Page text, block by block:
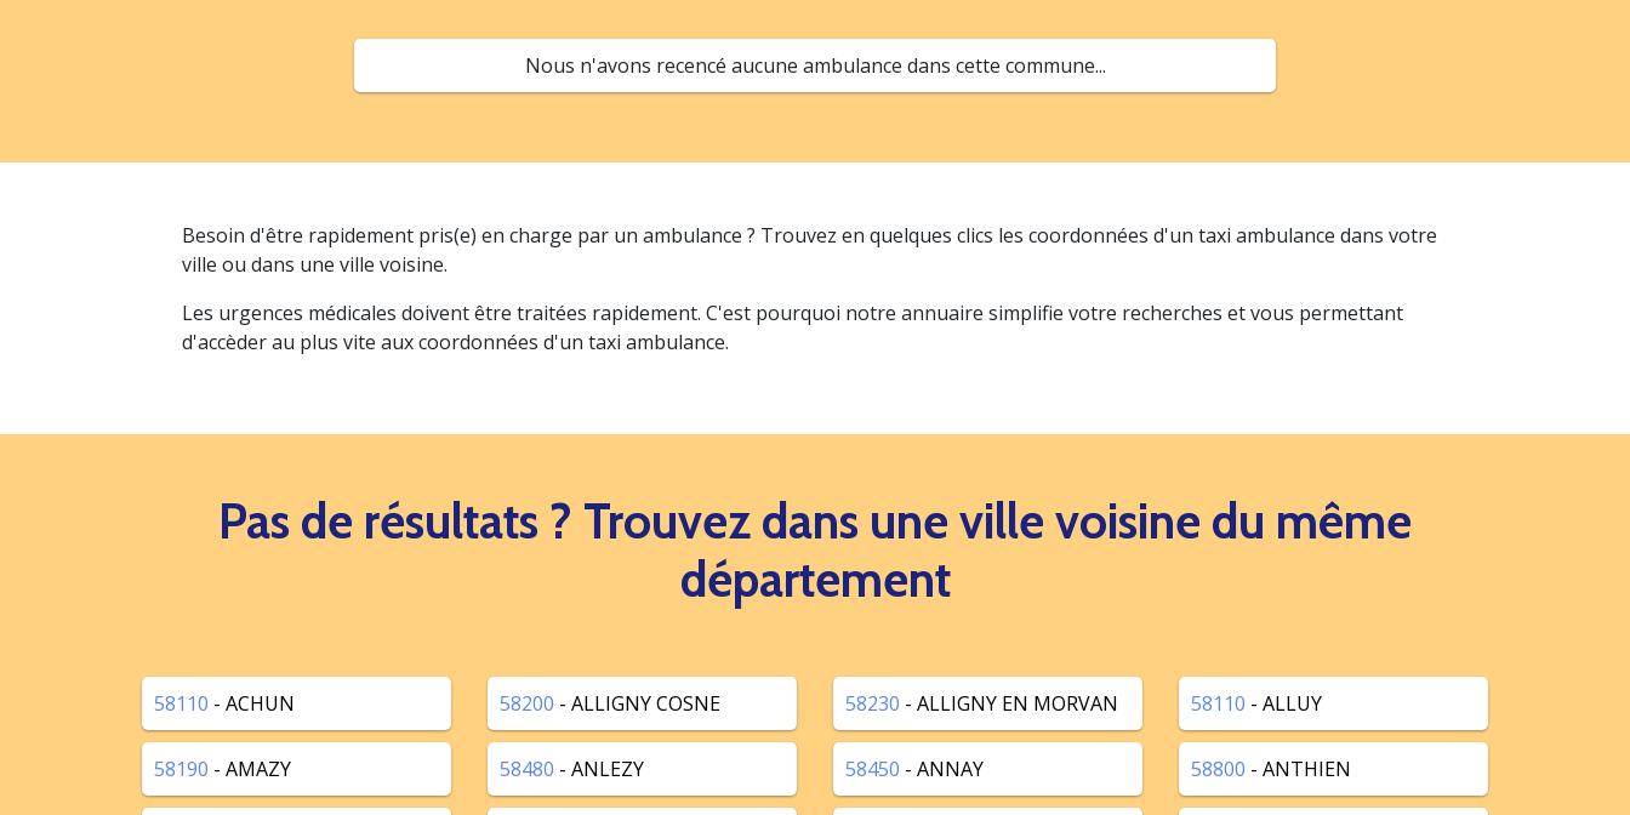
Nous n'avons recencé aucune ambulance dans cette commune...
Besoin d'être rapidement pris(e) en charge par un ambulance ? Trouvez en quelques clics les coordonnées d'un taxi ambulance dans votre
ville ou dans une ville voisine.
Les urgences médicales doivent être traitées rapidement. C'est pourquoi notre annuaire simplifie votre recherches et vous permettant
d'accèder au plus vite aux coordonnées d'un taxi ambulance.
Pas de résultats ? Trouvez dans une ville voisine du même
département
58110 - ACHUN 58200 - ALLIGNY COSNE 58230 - ALLIGNY EN MORVAN 58110 - ALLUY
58190 - AMAZY 58480 - ANLEZY 58450 - ANNAY 58800 - ANTHIEN